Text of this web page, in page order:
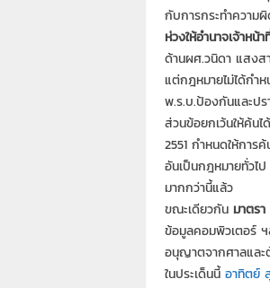
กับการกระทำความ
ห่วงให้อำนาจเจ้าหน้
ด้านผศ.วนิดา แสงส
แต่กฎหมายไม่ได้กำ
พ.ร.บ.ป้องกันและป
ส่วนข้อยกเว้นให้ค้น
2551 กำหนดให้กา
อันเป็นกฎหมายทั่วไป
มากกว่านี้แล้ว
ขณะเดียวกัน มาตรา
ข้อมูลคอมพิวเตอร์ ฯ
อนุญาตจากศาลและ
ในประเด็นนี้ อาทิตย์